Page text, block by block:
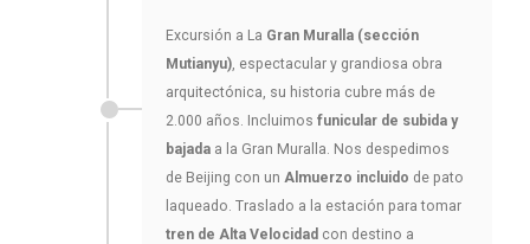
Excursión a La Gran Muralla (sección
Mutianyu), espectacular y grandiosa obra
arquitectónica, su historia cubre más de
2.000 años. Incluimos funicular de subida y
bajada a la Gran Muralla. Nos despedimos
de Beijing con un Almuerzo incluido de pato
laqueado. Traslado a la estación para tomar
tren de Alta Velocidad con destino a